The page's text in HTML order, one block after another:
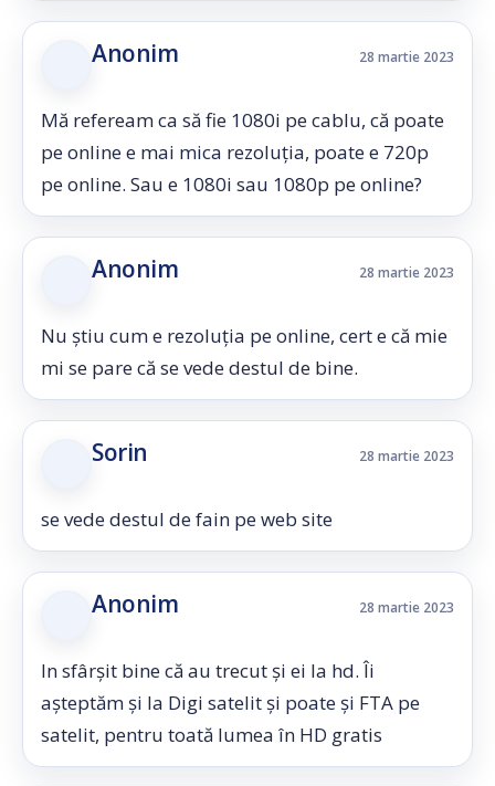
Anonim 28 martie 2023
Mă refeream ca să fie 1080i pe cablu, că poate
pe online e mai mica rezoluția, poate e 720p
pe online. Sau e 1080i sau 1080p pe online?
Anonim 28 martie 2023
Nu știu cum e rezoluția pe online, cert e că mie
mi se pare că se vede destul de bine.
Sorin 28 martie 2023
se vede destul de fain pe web site
Anonim 28 martie 2023
In sfârșit bine că au trecut și ei la hd. Îi
așteptăm și la Digi satelit și poate și FTA pe
satelit, pentru toată lumea în HD gratis